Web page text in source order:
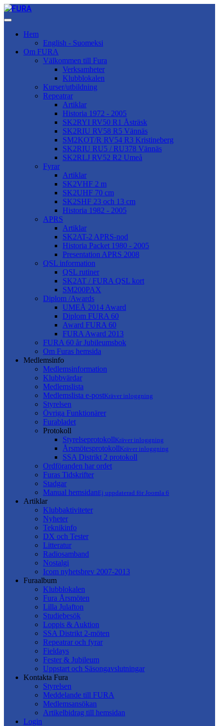
Hem
English - Suomeksi
Om FURA
Välkommen till Fura
Verksamheter
Klubblokalen
Kurser/utbildning
Repeatrar
Artiklar
Historia 1972 - 2005
SK2RYI RV50 R1 Åsträsk
SK2RIU RV58 R5 Vännäs
SM2KOT/R RV54 R3 Kristineberg
SK2RIU RU5 / RU378 Vännäs
SK2RLJ RV52 R2 Umeå
Fyrar
Artiklar
SK2VHF 2 m
SK2UHF 70 cm
SK2SHF 23 och 13 cm
Historia 1982 - 2005
APRS
Artiklar
SK2AT-2 APRS-nod
Historia Packet 1980 - 2005
Presentation APRS 2008
QSL information
QSL rutiner
SK2AT / FURA QSL kort
SM200PAX
Diplom /Awards
UMEÅ 2014 Award
Diplom FURA 60
Award FURA 60
FURA Award 2013
FURA 60 år Jubileumsbok
Om Furas hemsida
Medlemsinfo
Medlemsinformation
Klubbvärdar
Medlemslista
Medlemslista e-postKräver inloggning
Styrelsen
Övriga Funktionärer
Furabladet
Protokoll
StyrelseprotokollKräver inloggning
ÅrsmötesprotokollKräver inloggning
SSA Distrikt 2 protokoll
Ordföranden har ordet
Furas Tidskrifter
Stadgar
Manual hemsidanEj uppdaterad för Joomla 6
Artiklar
Klubbaktiviteter
Nyheter
Teknikinfo
DX och Tester
Litteratur
Radiosamband
Nostalgi
Icom nyhetsbrev 2007-2013
Furaalbum
Klubblokalen
Fura Årsmöten
Lilla Julafton
Studiebesök
Loppis & Auktion
SSA Distrikt 2-möten
Repeatrar och fyrar
Fieldays
Fester & Jubileum
Uppstart och Säsongavslutningar
Kontakta Fura
Styrelsen
Meddelande till FURA
Medlemsansökan
Artikelbidrag till hemsidan
Login